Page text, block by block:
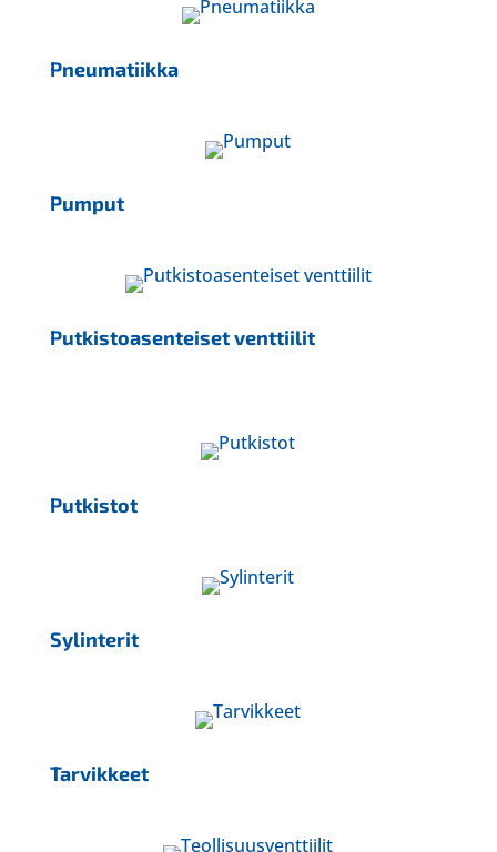
Pneumatiikka
Pumput
Putkistoasenteiset venttiilit
Putkistot
Sylinterit
Tarvikkeet